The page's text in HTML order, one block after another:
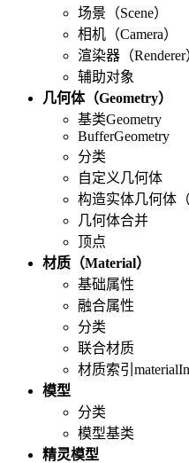
场景（Scene）
相机（Camera）
渲染器（Renderer
辅助对象
几何体（Geometry）
基类Geometry
BufferGeometry
分类
自定义几何体
构造实体几何体（
几何体合并
顶点
材质（Material）
基础属性
融合属性
分类
联合材质
材质索引
模型
分类
模型基类
精灵模型